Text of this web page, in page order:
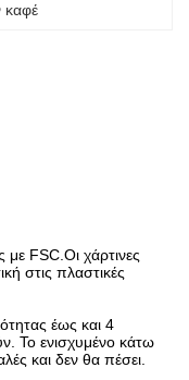
καφέ
με FSC.Οι χάρτινες
στις πλαστικές
έως και 4
Το ενισχυμένο κάτω
και δεν θα πέσει.